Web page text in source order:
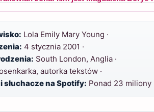
Lola Emily Mary Young ·
4 stycznia 2001 ·
South London, Anglia ·
autorka tekstów ·
słuchacze na Spotify: Ponad 23 miliony